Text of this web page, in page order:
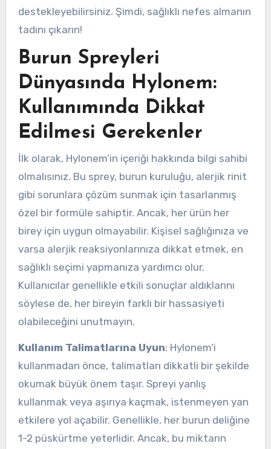
destekleyebilirsiniz. Şimdi, sağlıklı nefes almanın
tadını çıkarın!
Burun Spreyleri
Dünyasında Hylonem:
Kullanımında Dikkat
Edilmesi Gerekenler
İlk olarak, Hylonem’in içeriği hakkında bilgi sahibi
olmalısınız. Bu sprey, burun kuruluğu, alerjik rinit
gibi sorunlara çözüm sunmak için tasarlanmış
özel bir formüle sahiptir. Ancak, her ürün her
birey için uygun olmayabilir. Kişisel sağlığınıza ve
varsa alerjik reaksiyonlarınıza dikkat etmek, en
sağlıklı seçimi yapmanıza yardımcı olur.
Kullanıcılar genellikle etkili sonuçlar aldıklarını
söylese de, her bireyin farklı bir hassasiyeti
olabileceğini unutmayın.
Kullanım Talimatlarına Uyun: Hylonem’i
kullanmadan önce, talimatları dikkatli bir şekilde
okumak büyük önem taşır. Spreyi yanlış
kullanmak veya aşırıya kaçmak, istenmeyen yan
etkilere yol açabilir. Genellikle, her burun deliğine
1-2 püskürtme yeterlidir. Ancak, bu miktarın